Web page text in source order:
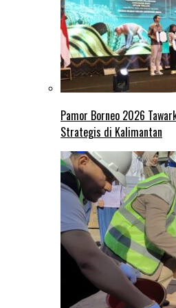
Pamor Borneo 2026
Strategis di Kalimantan